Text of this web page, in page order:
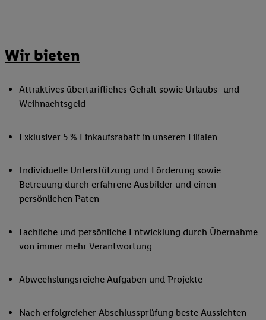
Wir bieten
Attraktives übertarifliches Gehalt sowie Urlaubs- und
Weihnachtsgeld
Exklusiver 5 % Einkaufsrabatt in unseren Filialen
Individuelle Unterstützung und Förderung sowie
Betreuung durch erfahrene Ausbilder und einen
persönlichen Paten
Fachliche und persönliche Entwicklung durch Übernahme
von immer mehr Verantwortung
Abwechslungsreiche Aufgaben und Projekte
Nach erfolgreicher Abschlussprüfung beste Aussichten